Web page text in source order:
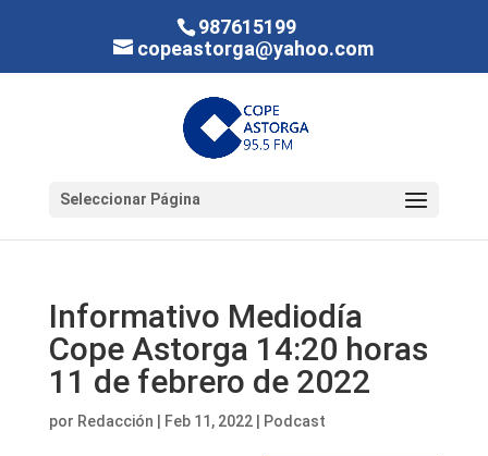
987615199
copeastorga@yahoo.com
Seleccionar Página
Informativo Mediodía
Cope Astorga 14:20 horas
11 de febrero de 2022
por Redacción Feb 11, 2022| Podcast